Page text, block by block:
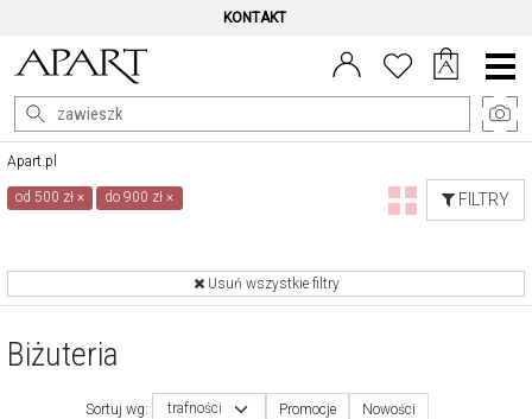
KONTAKT
Menu
główne
Apart.pl
FILTRY
od 500 zł× do 900 zł×
Usuń wszystkie filtry
Biżuteria
Sortuj wg: trafności Promocje Nowości